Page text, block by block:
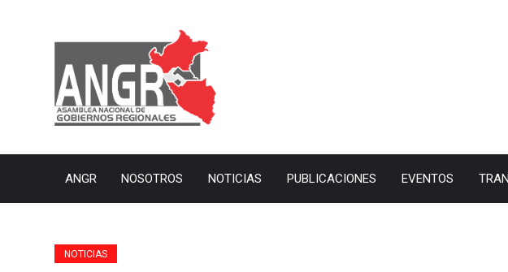
ANGR NOSOTROS NOTICIAS PUBLICACIONES EVENTOS
NOTICIAS